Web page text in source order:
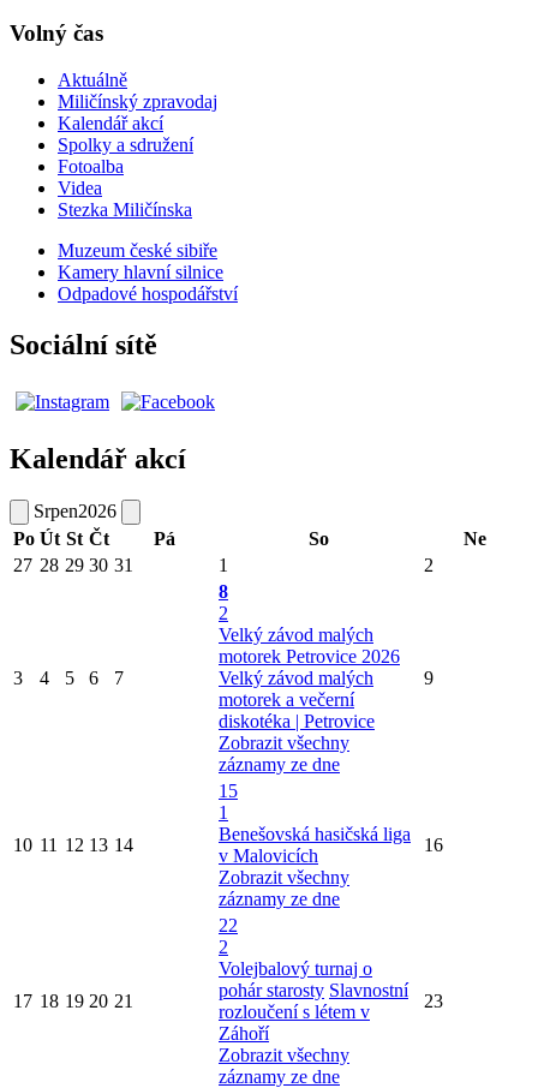
Volný čas
Aktuálně
Miličínský zpravodaj
Kalendář akcí
Spolky a sdružení
Fotoalba
Videa
Stezka Miličínska
Muzeum české sibiře
Kamery hlavní silnice
Odpadové hospodářství
Sociální sítě
Kalendář akcí
Srpen2026
Po Út St Čt Pá So
Ne
27 28 29 30 31 1 2
3 4 5 6 7
8
2
Velký závod malých
motorek Petrovice 2026
Velký závod malých
motorek a večerní
diskotéka | Petrovice
Zobrazit všechny
záznamy ze dne
9
10 11 12 13 14
15
1
Benešovská hasičská liga
v Malovicích
Zobrazit všechny
záznamy ze dne
16
17 18 19 20 21
22
2
Volejbalový turnaj o
pohár starosty Slavnostní
rozloučení s létem v
Záhoří
Zobrazit všechny
záznamy ze dne
23